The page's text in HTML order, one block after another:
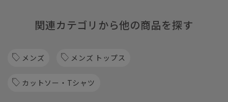
関連カテゴリから他の商品を探す
メンズ メンズ トップス
カットソー・Tシャツ